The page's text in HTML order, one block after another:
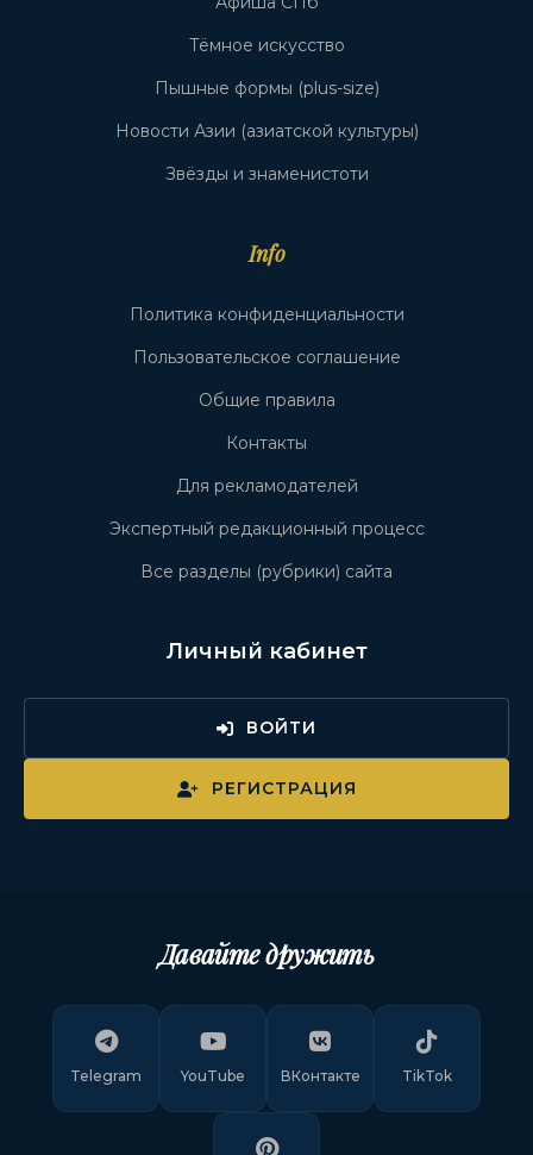
Тёмное искусство
Пышные формы (plus-size)
Новости Азии (азиатской культуры)
Звёзды и знаменистоти
Info
Политика конфиденциальности
Пользовательское соглашение
Общие правила
Контакты
Для рекламодателей
Экспертный редакционный процесс
Все разделы (рубрики) сайта
Личный кабинет
ВОЙТИ
РЕГИСТРАЦИЯ
Давайте дружить
Telegram YouTube ВКонтакте TikTok